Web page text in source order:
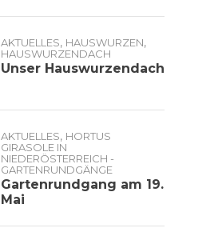
AKTUELLES, HAUSWURZEN,
HAUSWURZENDACH
Unser Hauswurzendach
AKTUELLES, HORTUS
GIRASOLE IN
NIEDERÖSTERREICH -
GARTENRUNDGÄNGE
Gartenrundgang am 19.
Mai